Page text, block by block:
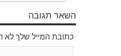
השאר תגובה
כתובת המייל שלך